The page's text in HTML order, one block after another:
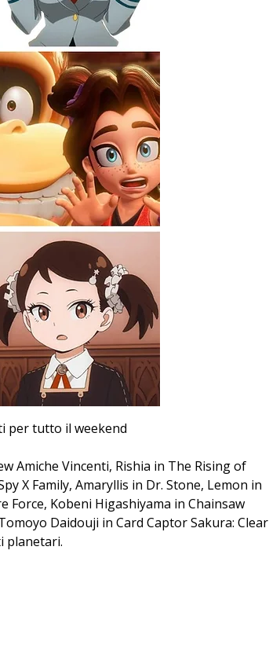
per tutto il weekend
Amiche Vincenti, Rishia in The Rising of
X Family, Amaryllis in Dr. Stone, Lemon in
Force, Kobeni Higashiyama in Chainsaw
Daidouji in Card Captor Sakura: Clear
planetari.